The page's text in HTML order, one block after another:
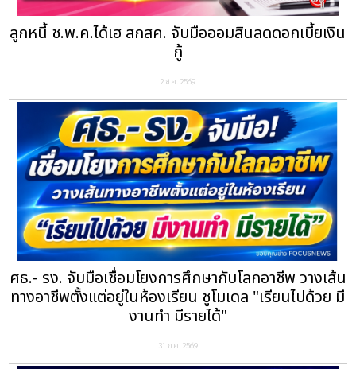
ลูกหนี้ ช.พ.ค.ได้เฮ สกสค. จับมือออมสินลดดอกเบี้ยเงิน
กู้
2 ส.ค. 2569
ศธ.- รง. จับมือเชื่อมโยงการศึกษากับโลกอาชีพ วางเส้น
ทางอาชีพตั้งแต่อยู่ในห้องเรียน ชูโมเดล "เรียนไปด้วย มี
งานทำ มีรายได้"
31 ก.ค. 2569